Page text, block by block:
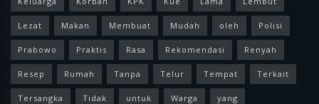
Lezat Makan Membuat Mudah oleh Polisi
Prabowo Praktis Rasa Rekomendasi Renyah
Resep Rumah Tanpa Telur Tempat Terkait
Tersangka Tidak untuk Warga yang